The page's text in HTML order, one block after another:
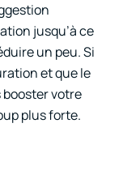
jusqu’à ce
un peu. Si
et que le
booster votre
plus forte.